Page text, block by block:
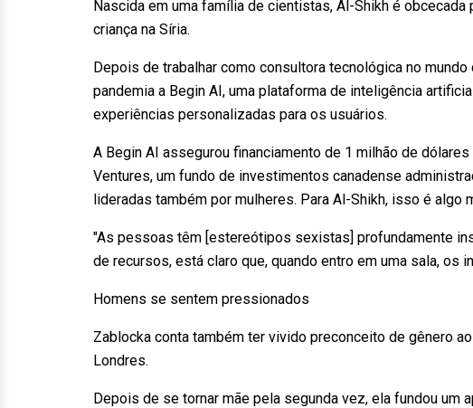
Nascida em uma família de cientistas, Al-Shikh é
criança na Síria.
Depois de trabalhar como consultora tecnológica no
pandemia a Begin AI, uma plataforma de inteligência
experiências personalizadas para os usuários.
A Begin AI assegurou financiamento de 1 milhão de
Ventures, um fundo de investimentos canadense
lideradas também por mulheres. Para Al-Shikh, isso é algo
"As pessoas têm [estereótipos sexistas] profundamente
de recursos, está claro que, quando entro em uma sala, os
Homens se sentem pressionados
Zablocka conta também ter vivido preconceito de gênero
Londres.
Depois de se tornar mãe pela segunda vez, ela fundou um